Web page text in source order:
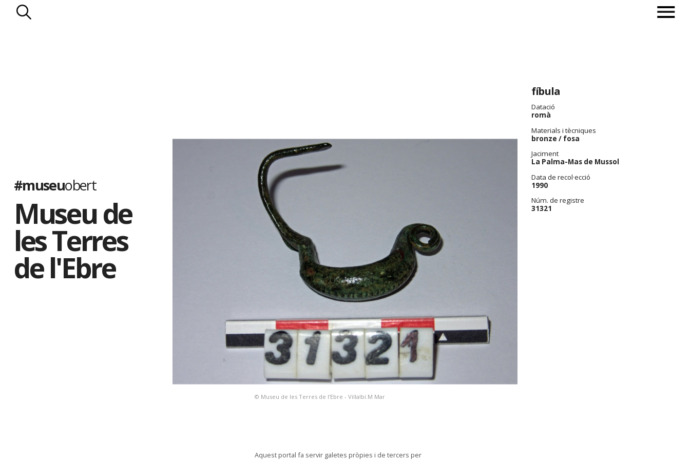
#museuobert
Museu de
les Terres
de l'Ebre
© Museu de les Terres de l'Ebre - Villalbí.M Mar
fíbula
Datació
romà
Materials i tècniques
bronze / fosa
Jaciment
La Palma-Mas de Mussol
Data de recol·ecció
1990
Núm. de registre
31321
Aquest portal fa servir galetes pròpies i de tercers per